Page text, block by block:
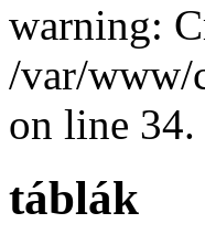
warning:
/var/www/
on line 34.
táblák